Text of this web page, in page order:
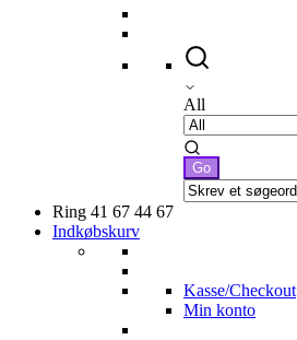
All
Ring 41 67 44 67
Indkøbskurv
Kasse/Checkout
Min konto